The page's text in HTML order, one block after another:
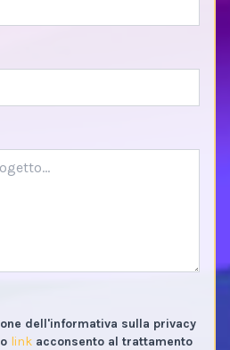
dell'informativa sulla privacy
link acconsento al trattamento